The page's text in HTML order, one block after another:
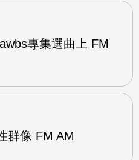
專集選曲上 FM
群像 FM AM